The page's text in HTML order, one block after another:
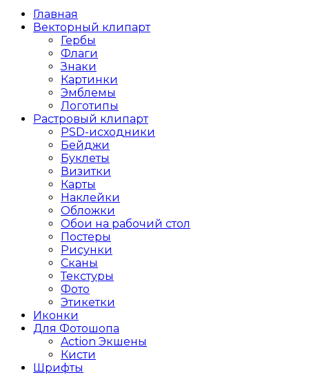
Главная
Векторный клипарт
Гербы
Флаги
Знаки
Картинки
Эмблемы
Логотипы
Растровый клипарт
PSD-исходники
Бейджи
Буклеты
Визитки
Карты
Наклейки
Обложки
Обои на рабочий стол
Постеры
Рисунки
Сканы
Текстуры
Фото
Этикетки
Иконки
Для Фотошопа
Action Экшены
Кисти
Шрифты